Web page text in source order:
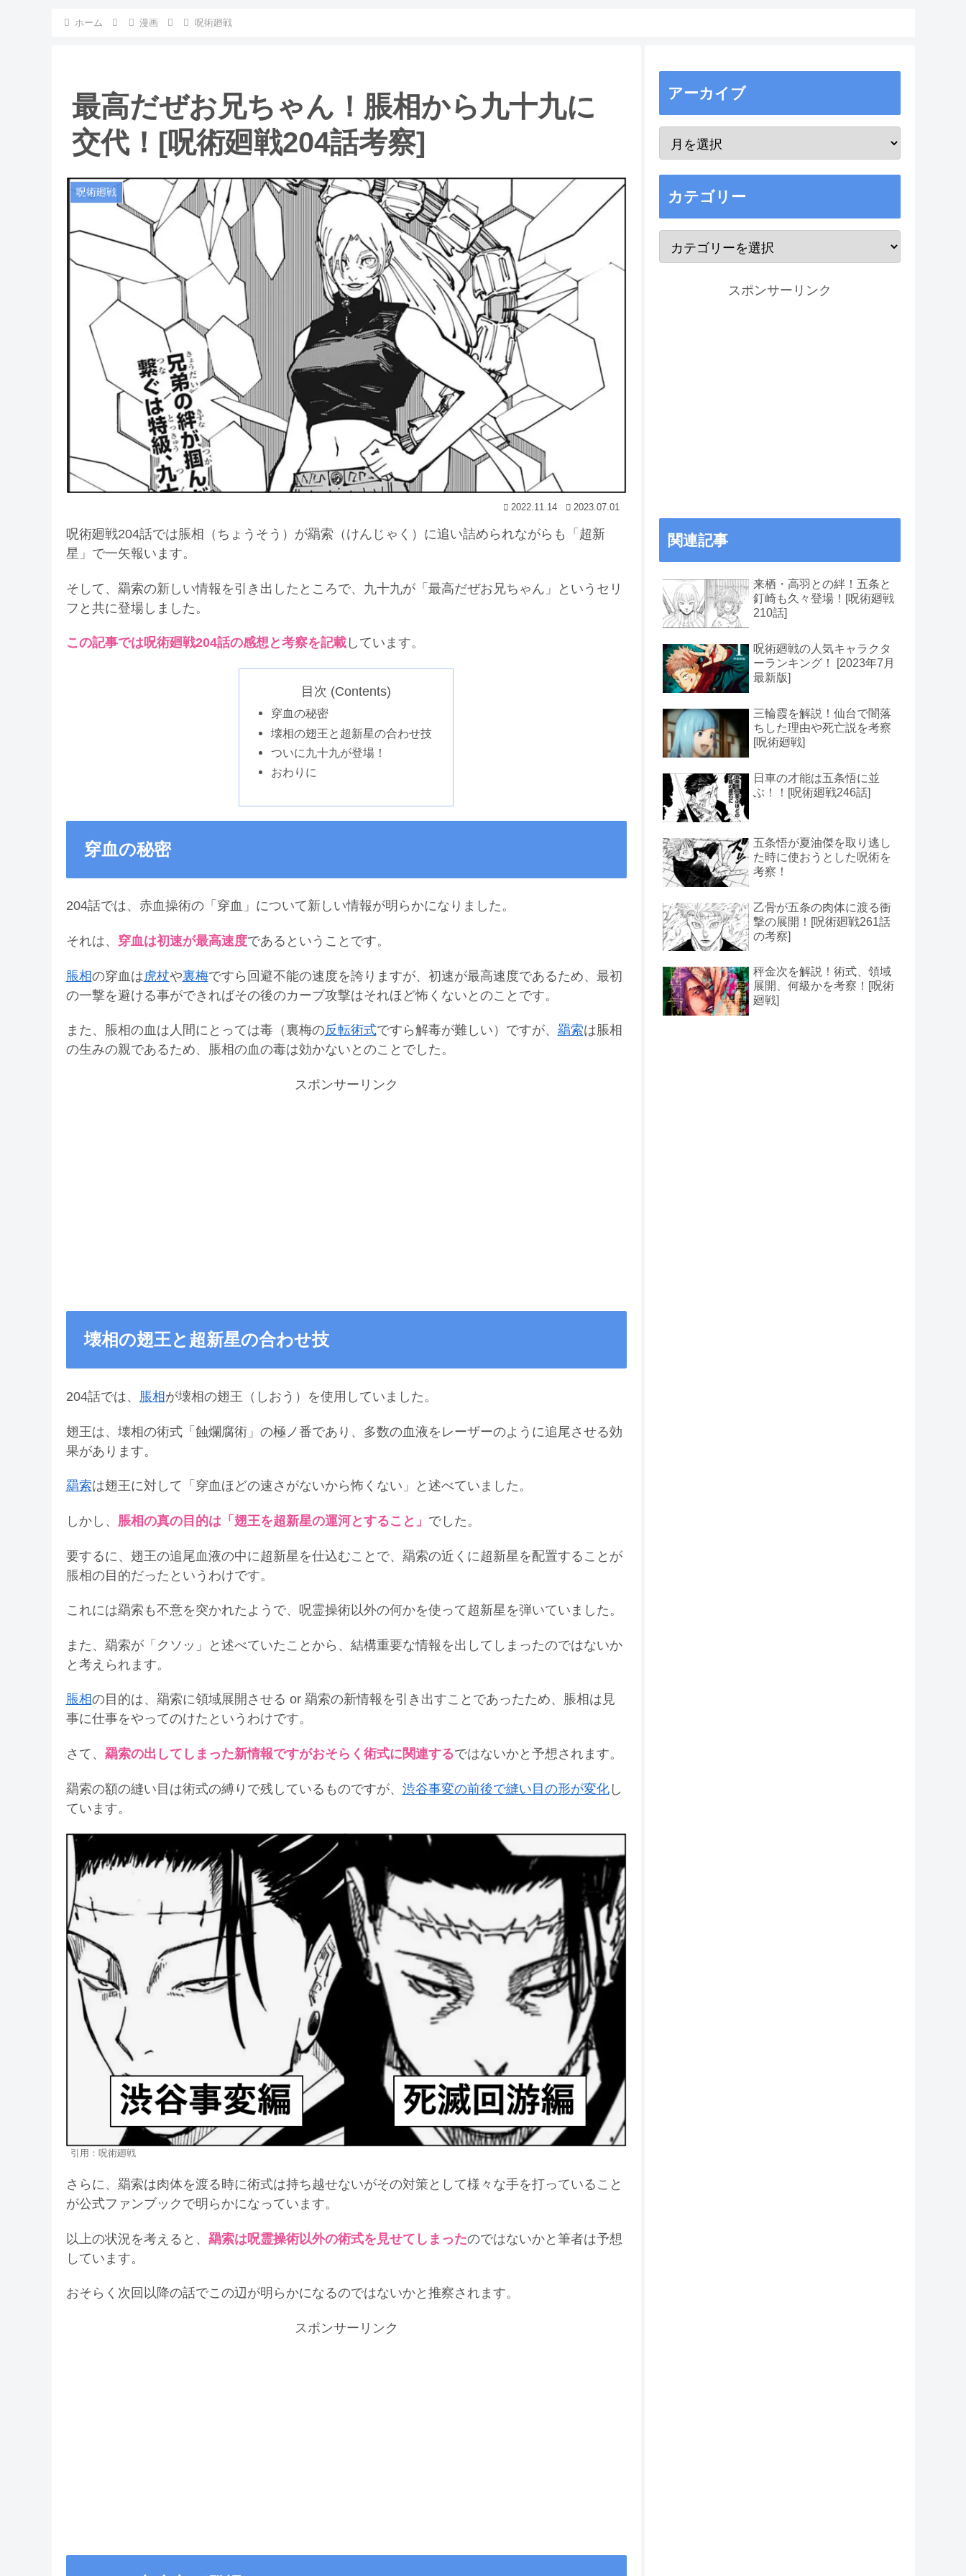
ホーム 漫画 呪術廻戦
最高だぜお兄ちゃん！脹相から九十九に
交代！[呪術廻戦204話考察]
呪術廻戦
2022.11.14 2023.07.01
呪術廻戦204話では脹相（ちょうそう）が羂索（けんじゃく）に追い詰められながらも「超新
星」で一矢報います。
そして、羂索の新しい情報を引き出したところで、九十九が「最高だぜお兄ちゃん」というセリ
フと共に登場しました。
この記事では呪術廻戦204話の感想と考察を記載しています。
目次 (Contents)
穿血の秘密
壊相の翅王と超新星の合わせ技
ついに九十九が登場！
おわりに
穿血の秘密
204話では、赤血操術の「穿血」について新しい情報が明らかになりました。
それは、 穿血は初速が最高速度であるということです。
脹相の穿血は虎杖や裏梅ですら回避不能の速度を誇りますが、初速が最高速度であるため、最初
の一撃を避ける事ができればその後のカーブ攻撃はそれほど怖くないとのことです。
また、脹相の血は人間にとっては毒（裏梅の反転術式ですら解毒が難しい）ですが、 羂索は脹相
の生みの親であるため、脹相の血の毒は効かないとのことでした。
スポンサーリンク
壊相の翅王と超新星の合わせ技
204話では、 脹相 が壊相の翅王（しおう）を使用していました。
翅王は、壊相の術式「蝕爛腐術」の極ノ番であり、多数の血液をレーザーのように追尾させる効
果があります。
羂索は翅王に対して「穿血ほどの速さがないから怖くない」と述べていました。
しかし、 脹相の真の目的は「翅王を超新星の運河とすること」 でした。
要するに、翅王の追尾血液の中に超新星を仕込むことで、羂索の近くに超新星を配置することが
脹相の目的だったというわけです。
これには羂索も不意を突かれたようで、呪霊操術以外の何かを使って超新星を弾いていました。
また、羂索が「クソッ」と述べていたことから、結構重要な情報を出してしまったのではないか
と考えられます。
脹相の目的は、羂索に領域展開させる or 羂索の新情報を引き出すことであったため、脹相は見
事に仕事をやってのけたというわけです。
さて、 羂索の出してしまった新情報ですがおそらく術式に関連するではないかと予想されます。
羂索の額の縫い目は術式の縛りで残しているものですが、 渋谷事変の前後で縫い目の形が変化し
ています。
引用：呪術廻戦
さらに、羂索は肉体を渡る時に術式は持ち越せないがその対策として様々な手を打っていること
が公式ファンブックで明らかになっています。
以上の状況を考えると、 羂索は呪霊操術以外の術式を見せてしまったのではないかと筆者は予想
しています。
おそらく次回以降の話でこの辺が明らかになるのではないかと推察されます。
スポンサーリンク
アーカイブ
カテゴリー
スポンサーリンク
関連記事
来栖・高羽との絆！五条と
釘崎も久々登場！[呪術廻戦
210話]
呪術廻戦の人気キャラクタ
ーランキング！ [2023年7月
最新版]
三輪霞を解説！仙台で闇落
ちした理由や死亡説を考察
[呪術廻戦]
日車の才能は五条悟に並
ぶ！！[呪術廻戦246話]
五条悟が夏油傑を取り逃し
た時に使おうとした呪術を
考察！
乙骨が五条の肉体に渡る衝
撃の展開！[呪術廻戦261話
の考察]
秤金次を解説！術式、領域
展開、何級かを考察！[呪術
廻戦]